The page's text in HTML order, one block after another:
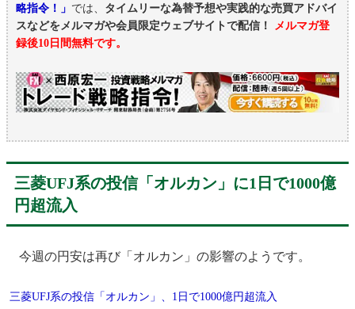
略指令！」 では、 タイムリーな為替予想や実践的な売買アドバイ
スなどをメルマガや会員限定ウェブサイトで配信！
メルマガ登
録後10日間無料です。
三菱UFJ系の投信「オルカン」に1日で1000億
円超流入
今週の円安は再び「オルカン」の影響のようです。
三菱UFJ系の投信「オルカン」、1日で1000億円超流入